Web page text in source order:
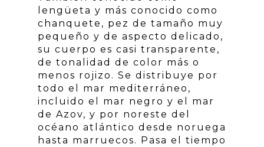
lengüeta y más conocido como
chanquete, pez de tamaño muy
pequeño y de aspecto delicado,
su cuerpo es casi transparente,
de tonalidad de color más o
menos rojizo. Se distribuye por
todo el mar mediterráneo,
incluido el mar negro y el mar
de Azov, y por noreste del
océano atlántico desde noruega
hasta marruecos. Pasa el tiempo